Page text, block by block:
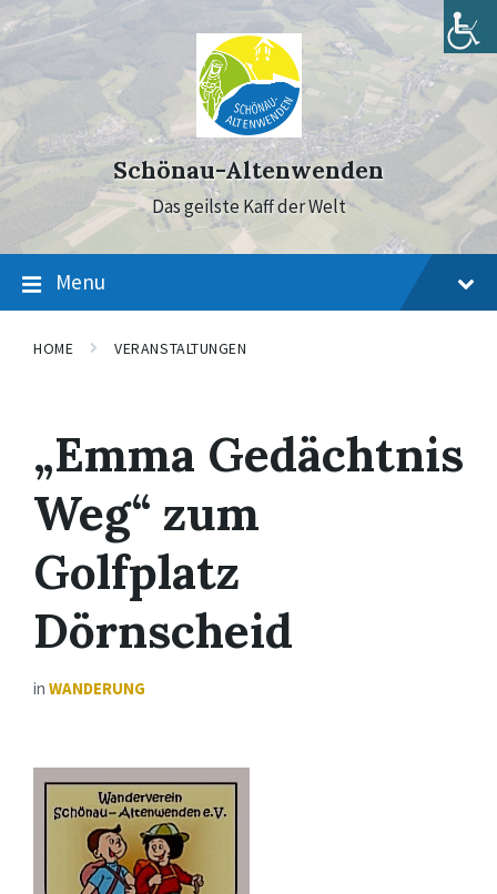
to
content
to
main
navigation
to
footer
Schönau-Altenwenden
Das geilste Kaff der Welt
Menu
HOME VERANSTALTUNGEN
„Emma Gedächtnis
Weg“ zum
Golfplatz
Dörnscheid
in WANDERUNG